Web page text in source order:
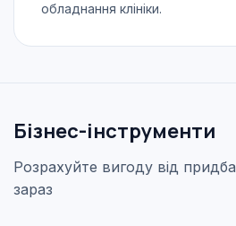
обладнання клініки.
Бізнес-інструменти
Розрахуйте вигоду від
зараз